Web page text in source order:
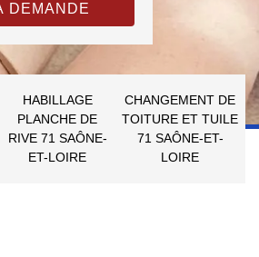
HABILLAGE
PLANCHE DE
RIVE 71 SAÔNE-
ET-LOIRE
CHANGEMENT DE
TOITURE ET TUILE
71 SAÔNE-ET-
LOIRE